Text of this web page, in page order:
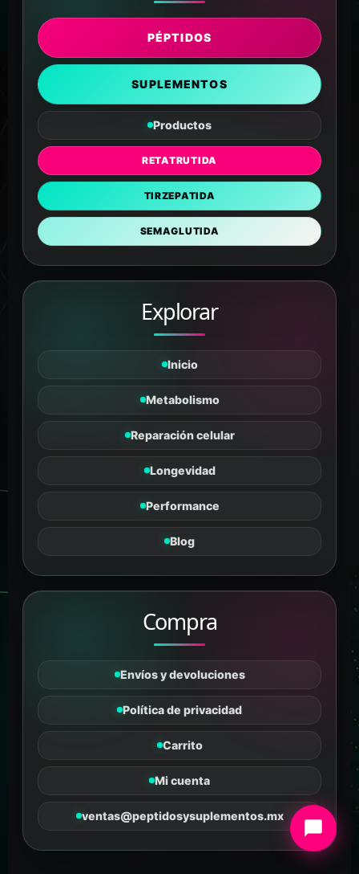
PÉPTIDOS
SUPLEMENTOS
Productos
RETATRUTIDA
TIRZEPATIDA
SEMAGLUTIDA
Explorar
Inicio
Metabolismo
Reparación celular
Longevidad
Performance
Blog
Compra
Envíos y devoluciones
Política de privacidad
Carrito
Mi cuenta
ventas@peptidosysuplementos.mx